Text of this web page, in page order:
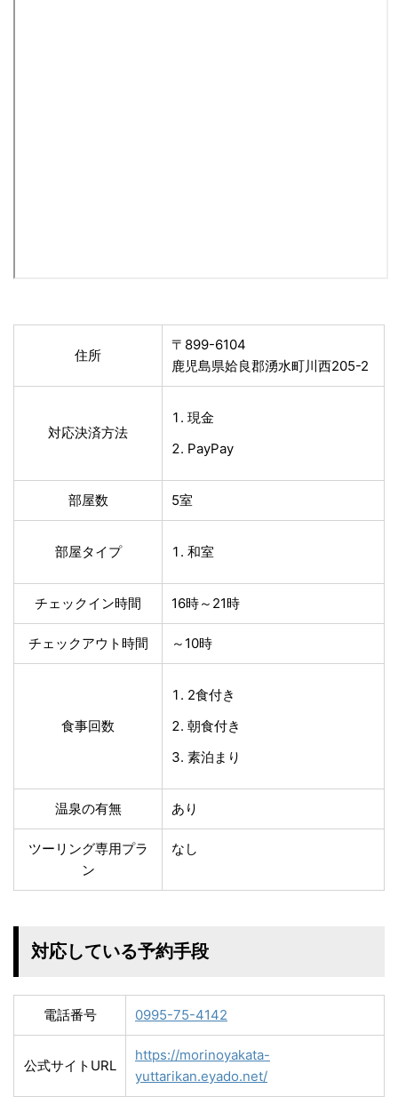
住所
〒899-6104
鹿児島県姶良郡湧水町川西205-2
対応決済方法
現金
PayPay
部屋数 5室
部屋タイプ 和室
チェックイン時間 16時～21時
チェックアウト時間 ～10時
食事回数
2食付き
朝食付き
素泊まり
温泉の有無 あり
ツーリング専用プラ
ン
なし
対応している予約手段
電話番号 0995-75-4142
公式サイトURL
https://morinoyakata-
yuttarikan.eyado.net/